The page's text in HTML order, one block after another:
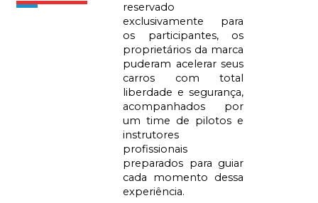
reservado
exclusivamente para
os participantes, os
proprietários da marca
puderam acelerar seus
carros com total
liberdade e segurança,
acompanhados por
um time de pilotos e
instrutores
profissionais
preparados para guiar
cada momento dessa
experiência.